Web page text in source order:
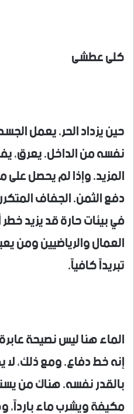
كلى عطشى
حين يزداد الحر، يعمل
نفسه من الداخل. يعرق،
المزيد. وإذا لم يحصل على
دفع الثمن. الجفاف
في بيئات حارة قد يزيد
العمال والرياضيين ومن
تبريداً كافياً.
الماء هنا ليس نصيحة
إنه خط دفاع. ومع ذلك، لا
بالقدر نفسه. هناك من
مكيفة ويشرب ماء